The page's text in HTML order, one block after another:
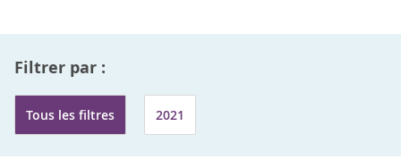
Filtrer par :
Tous les filtres 2021